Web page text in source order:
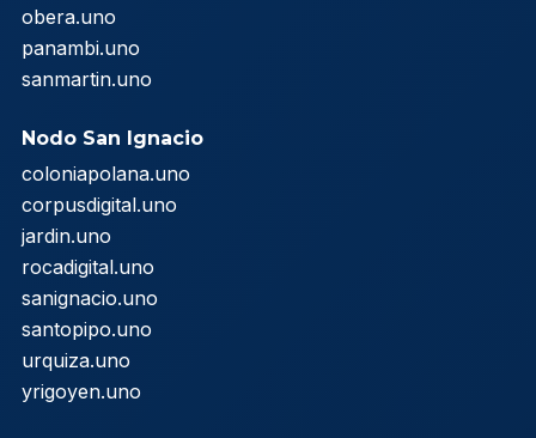
obera.uno
panambi.uno
sanmartin.uno
Nodo San Ignacio
coloniapolana.uno
corpusdigital.uno
jardin.uno
rocadigital.uno
sanignacio.uno
santopipo.uno
urquiza.uno
yrigoyen.uno